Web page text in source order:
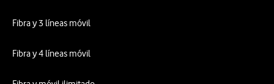
Fibra y 3 líneas móvil
Fibra y 4 líneas móvil